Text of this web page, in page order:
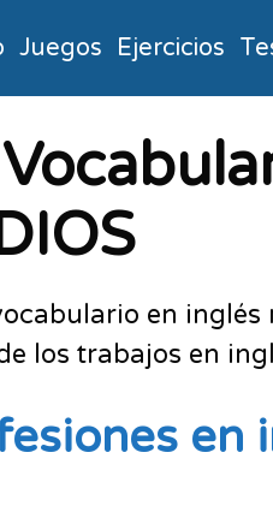
Juegos Ejercicios
en
los trabajos en
en